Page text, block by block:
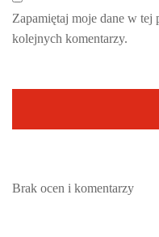
Zapamiętaj moje dane w tej
kolejnych komentarzy.
Brak ocen i komentarzy